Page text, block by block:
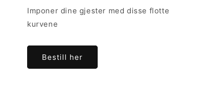
Imponer dine gjester med disse flotte
kurvene
Bestill her